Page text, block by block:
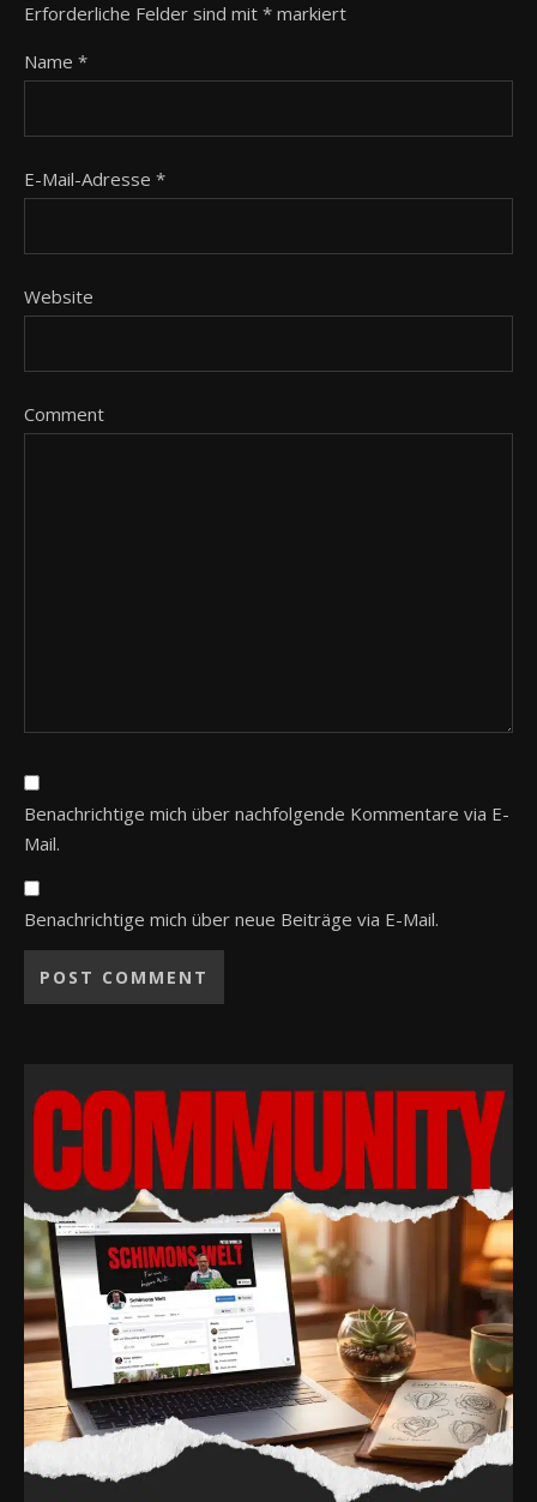
Erforderliche Felder sind mit * markiert
Name *
E-Mail-Adresse *
Website
Comment
Benachrichtige mich über nachfolgende Kommentare via E-
Mail.
Benachrichtige mich über neue Beiträge via E-Mail.